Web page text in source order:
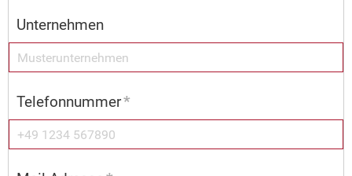
Unternehmen
Telefonnummer*